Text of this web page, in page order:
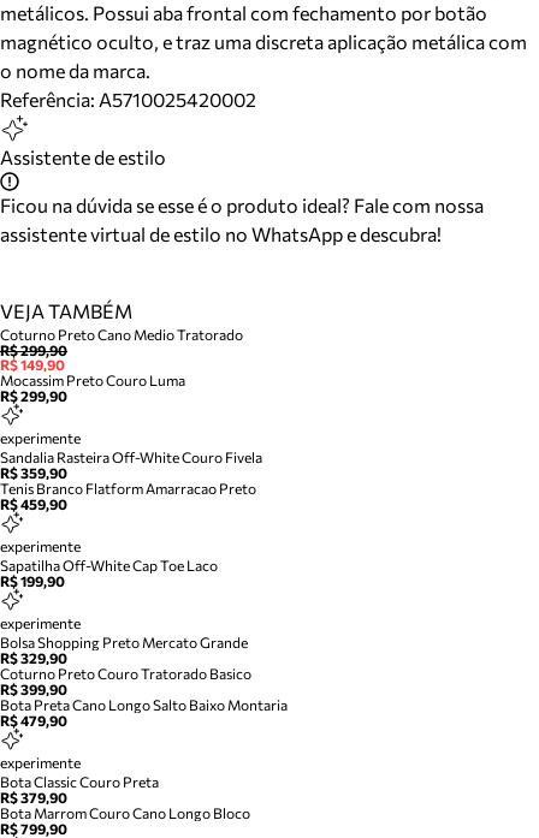
metálicos. Possui aba frontal com fechamento por botão
magnético oculto, e traz uma discreta aplicação metálica com
o nome da marca.
Referência: A5710025420002
Assistente de estilo
Ficou na dúvida se esse é o produto ideal? Fale com nossa
assistente virtual de estilo no WhatsApp e descubra!
VEJA TAMBÉM
Coturno Preto Cano Medio Tratorado
R$ 299,90
R$ 149,90
Mocassim Preto Couro Luma
R$ 299,90
experimente
Sandalia Rasteira Off-White Couro Fivela
R$ 359,90
Tenis Branco Flatform Amarracao Preto
R$ 459,90
experimente
Sapatilha Off-White Cap Toe Laco
R$ 199,90
experimente
Bolsa Shopping Preto Mercato Grande
R$ 329,90
Coturno Preto Couro Tratorado Basico
R$ 399,90
Bota Preta Cano Longo Salto Baixo Montaria
R$ 479,90
experimente
Bota Classic Couro Preta
R$ 379,90
Bota Marrom Couro Cano Longo Bloco
R$ 799,90